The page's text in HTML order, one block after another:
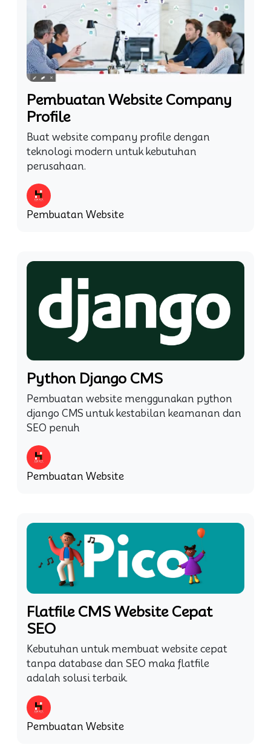
Pembuatan Website Company
Profile
Buat website company profile dengan
teknologi modern untuk kebutuhan
perusahaan.
Pembuatan Website
Python Django CMS
Pembuatan website menggunakan python
django CMS untuk kestabilan keamanan dan
SEO penuh
Pembuatan Website
Flatfile CMS Website Cepat
SEO
Kebutuhan untuk membuat website cepat
tanpa database dan SEO maka flatfile
adalah solusi terbaik.
Pembuatan Website